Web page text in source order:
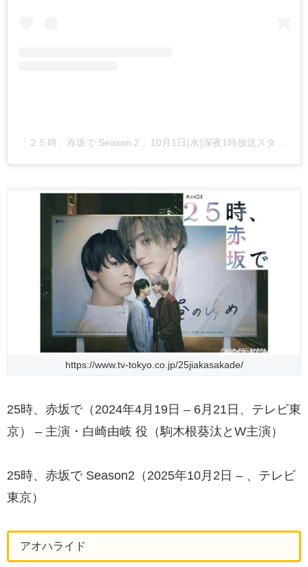
「２５時、赤坂で Season２」10月1日(水)深夜1時放送スタート【テレ東公式】(@25ji_akasakade)がシェアした投稿
https://www.tv-tokyo.co.jp/25jiakasakade/
25時、赤坂で（2024年4月19日 – 6月21日、テレビ東
京） – 主演・白崎由岐 役（駒木根葵汰とW主演）
25時、赤坂で Season2（2025年10月2日 – 、テレビ
東京）
アオハライド